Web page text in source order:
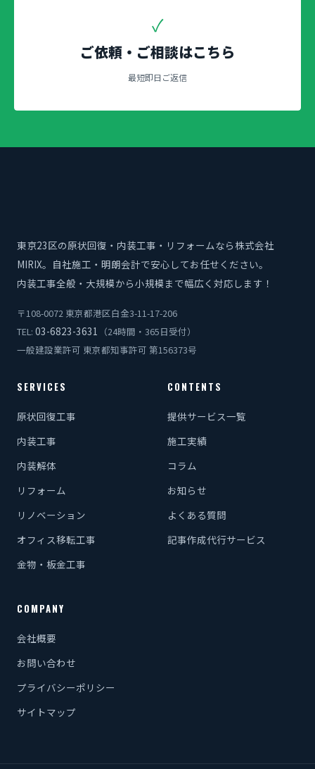
✓
ご依頼・ご相談はこちら
最短即日ご返信
東京23区の原状回復・内装工事・リフォームなら株式会社
MIRIX。自社施工・明朗会計で安心してお任せください。
内装工事全般・大規模から小規模まで幅広く対応します！
〒108-0072 東京都港区白金3-11-17-206
TEL: 03-6823-3631 （24時間・365日受付）
一般建設業許可 東京都知事許可 第156373号
SERVICES
原状回復工事
内装工事
内装解体
リフォーム
リノベーション
オフィス移転工事
金物・板金工事
CONTENTS
提供サービス一覧
施工実績
コラム
お知らせ
よくある質問
記事作成代行サービス
COMPANY
会社概要
お問い合わせ
プライバシーポリシー
サイトマップ